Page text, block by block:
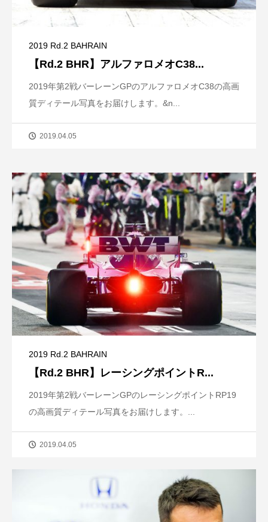
2019 Rd.2 BAHRAIN
【Rd.2 BHR】アルファロメオC38...
2019年第2戦バーレーンGPのアルファロメオC38の高画
質ディテール写真をお届けします。&n...
2019.04.05
2019 Rd.2 BAHRAIN
【Rd.2 BHR】レーシングポイントR...
2019年第2戦バーレーンGPのレーシングポイントRP19
の高画質ディテール写真をお届けします。...
2019.04.05